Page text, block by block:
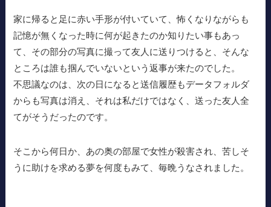
家に帰ると足に赤い手形が付いていて、怖くなりながらも
記憶が無くなった時に何が起きたのか知りたい事もあっ
て、その部分の写真に撮って友人に送りつけると、そんな
ところは誰も掴んでいないという返事が来たのでした。
不思議なのは、次の日になると送信履歴もデータフォルダ
からも写真は消え、それは私だけではなく、送った友人全
てがそうだったのです。
そこから何日か、あの奥の部屋で女性が殺害され、苦しそ
うに助けを求める夢を何度もみて、毎晩うなされました。